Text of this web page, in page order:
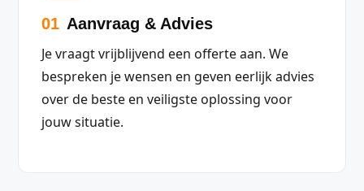
01 Aanvraag & Advies
Je vraagt vrijblijvend een offerte aan. We
bespreken je wensen en geven eerlijk advies
over de beste en veiligste oplossing voor
jouw situatie.